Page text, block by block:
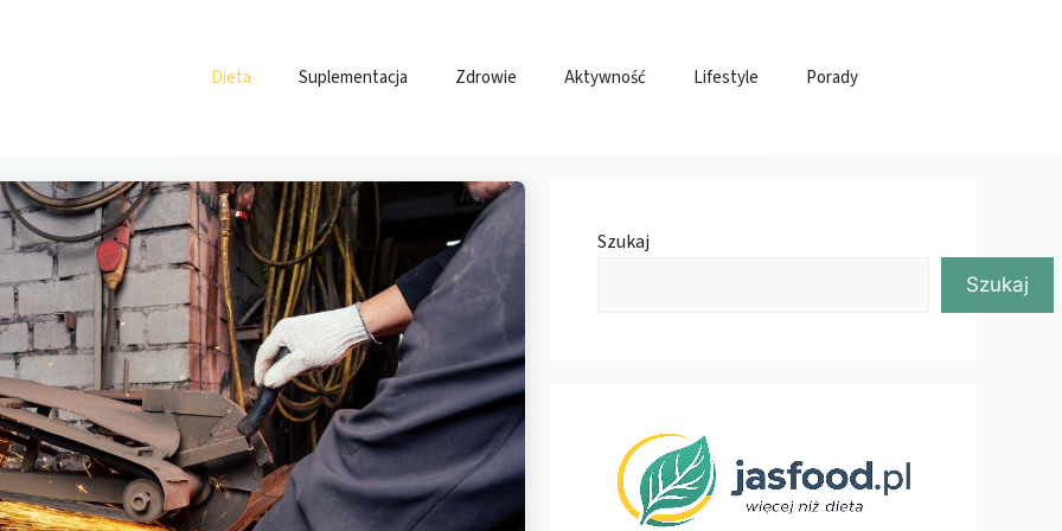
Dieta Suplementacja Zdrowie Aktywność Lifestyle Porady
Szukaj
Szukaj